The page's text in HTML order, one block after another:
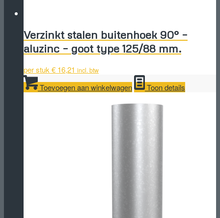
Verzinkt stalen buitenhoek 90° –
aluzinc – goot type 125/88 mm.
per stuk € 16,21 incl. btw
Toevoegen aan winkelwagen Toon details